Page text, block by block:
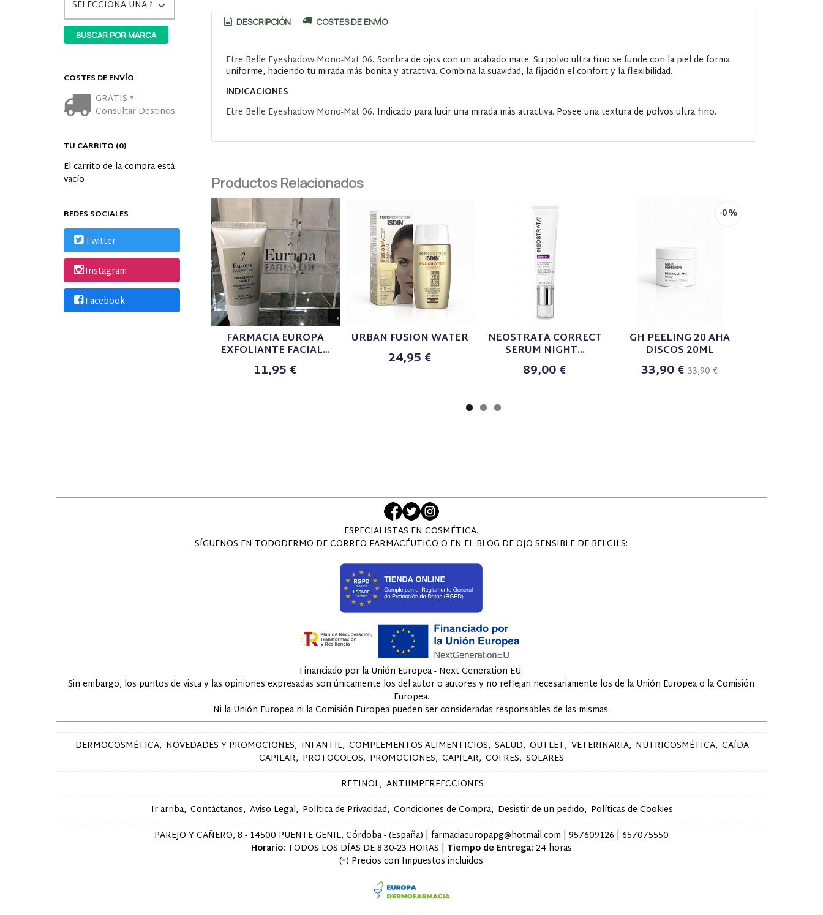
COSTES DE ENVÍO
GRATIS *
Consultar Destinos
TU CARRITO (0)
El carrito de la compra está
vacío
REDES SOCIALES
Twitter
Instagram
Facebook
DESCRIPCIÓN COSTES DE ENVÍO
Etre Belle Eyeshadow Mono-Mat 06.Sombra de ojos con un acabado mate. Su polvo ultra fino se funde con la piel de forma
uniforme, haciendo tu mirada más bonita y atractiva. Combina la suavidad, la fijación el confort y la flexibilidad.
INDICACIONES
Etre Belle Eyeshadow Mono-Mat 06. Indicado para lucir una mirada más atractiva. Posee una textura de polvos ultra fino.
Productos Relacionados
FARMACIA EUROPA
EXFOLIANTE FACIAL...
11,95 €
URBAN FUSION WATER
24,95 €
NEOSTRATA CORRECT
SERUM NIGHT...
89,00 €
-0 %
GH PEELING 20 AHA
DISCOS 20ML
33,90 €33,90 €
ESPECIALISTAS EN COSMÉTICA.
SÍGUENOS EN TODODERMO DE CORREO FARMACÉUTICO O EN EL BLOG DE OJO SENSIBLE DE BELCILS:
Financiado por la Unión Europea - Next Generation EU.
Sin embargo, los puntos de vista y las opiniones expresadas son únicamente los del autor o autores y no reflejan necesariamente los de la Unión Europea o la Comisión
Europea.
Ni la Unión Europea ni la Comisión Europea pueden ser consideradas responsables de las mismas.
DERMOCOSMÉTICA NOVEDADES Y PROMOCIONES INFANTIL COMPLEMENTOS ALIMENTICIOS SALUD OUTLET VETERINARIA NUTRICOSMÉTICA CAÍDA
CAPILAR PROTOCOLOS PROMOCIONES CAPILAR COFRES SOLARES
RETINOL ANTIIMPERFECCIONES
Ir arriba Contáctanos Aviso Legal Política de Privacidad Condiciones de Compra Desistir de un pedido Políticas de Cookies
PAREJO Y CAÑERO, 8 - 14500 PUENTE GENIL, Córdoba - (España) | farmaciaeuropapg@hotmail.com | 957609126 | 657075550
Horario: TODOS LOS DÍAS DE 8.30-23 HORAS | Tiempo de Entrega: 24 horas
(*) Precios con Impuestos incluidos